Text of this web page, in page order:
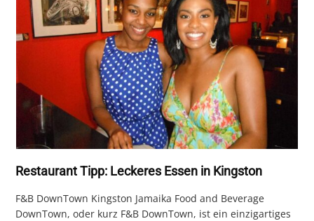
Restaurant Tipp: Leckeres Essen in Kingston
F&B DownTown Kingston Jamaika Food and Beverage
DownTown, oder kurz F&B DownTown, ist ein einzigartiges